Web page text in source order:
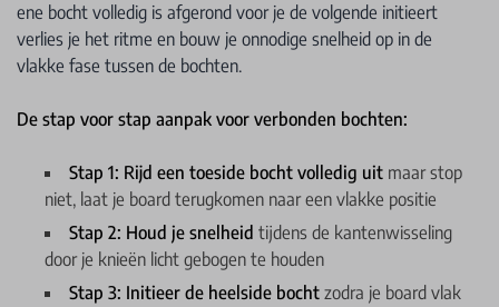
ene bocht volledig is afgerond voor je de volgende initieert
verlies je het ritme en bouw je onnodige snelheid op in de
vlakke fase tussen de bochten.
De stap voor stap aanpak voor verbonden bochten:
Stap 1: Rijd een toeside bocht volledig uit maar stop
niet, laat je board terugkomen naar een vlakke positie
Stap 2: Houd je snelheid tijdens de kantenwisseling
door je knieën licht gebogen te houden
Stap 3: Initieer de heelside bocht zodra je board vlak